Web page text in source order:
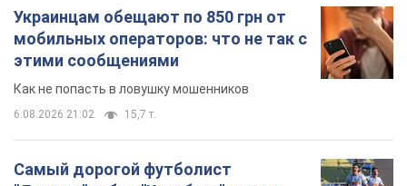
"Динамо" забил "Карабаху" уже на
10-й минуте матча. Видео
Поединок проходит в Польше
6.08.2026 20:48 6,6 т.